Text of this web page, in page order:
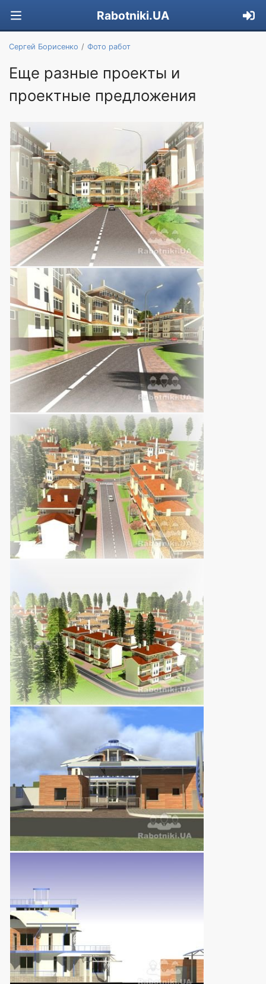
Rabotniki.UA
Сергей Борисенко Фото работ
Еще разные проекты и
проектные предложения